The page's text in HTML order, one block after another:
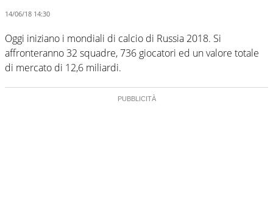
14/06/18 14:30
Oggi iniziano i mondiali di calcio di Russia 2018. Si
affronteranno 32 squadre, 736 giocatori ed un valore totale
di mercato di 12,6 miliardi.